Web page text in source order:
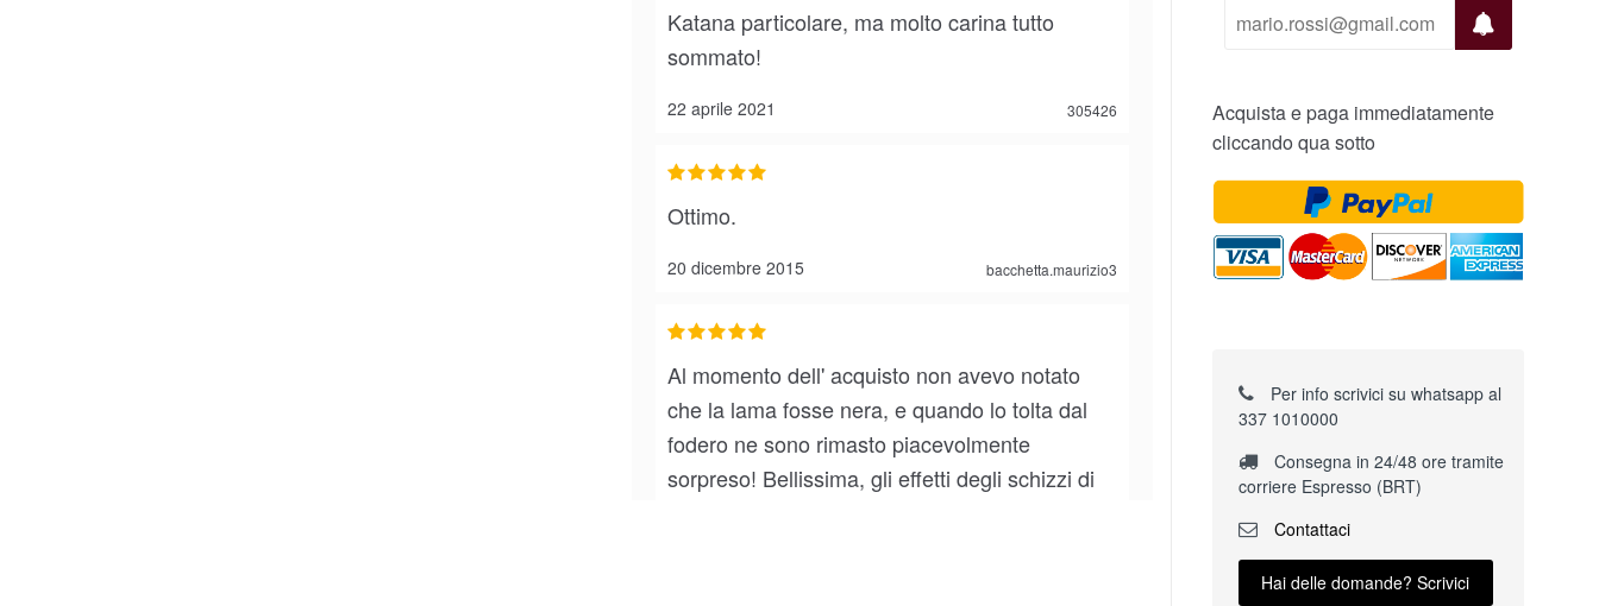
22 aprile 2021 305426
Katana particolare, ma molto carina tutto
sommato!
20 dicembre 2015 bacchetta.maurizio3
Ottimo.
Al momento dell' acquisto non avevo notato
che la lama fosse nera, e quando lo tolta dal
fodero ne sono rimasto piacevolmente
sorpreso! Bellissima, gli effetti degli schizzi di
Acquista e paga immediatamente
cliccando qua sotto
Per info scrivici su whatsapp al
337 1010000
Consegna in 24/48 ore tramite
corriere Espresso (BRT)
Contattaci
Hai delle domande? Scrivici